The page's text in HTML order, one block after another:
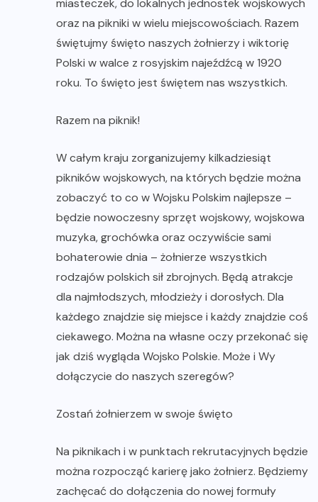
miasteczek, do lokalnych jednostek wojskowych
oraz na pikniki w wielu miejscowościach. Razem
świętujmy święto naszych żołnierzy i wiktorię
Polski w walce z rosyjskim najeźdźcą w 1920
roku. To święto jest świętem nas wszystkich.
Razem na piknik!
W całym kraju zorganizujemy kilkadziesiąt
pikników wojskowych, na których będzie można
zobaczyć to co w Wojsku Polskim najlepsze –
będzie nowoczesny sprzęt wojskowy, wojskowa
muzyka, grochówka oraz oczywiście sami
bohaterowie dnia – żołnierze wszystkich
rodzajów polskich sił zbrojnych. Będą atrakcje
dla najmłodszych, młodzieży i dorosłych. Dla
każdego znajdzie się miejsce i każdy znajdzie coś
ciekawego. Można na własne oczy przekonać się
jak dziś wygląda Wojsko Polskie. Może i Wy
dołączycie do naszych szeregów?
Zostań żołnierzem w swoje święto
Na piknikach i w punktach rekrutacyjnych będzie
można rozpocząć karierę jako żołnierz. Będziemy
zachęcać do dołączenia do nowej formuły